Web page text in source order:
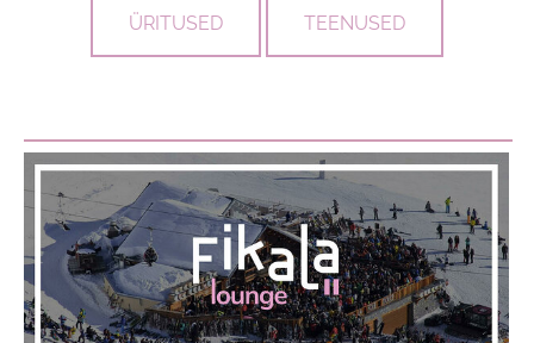
ÜRITUSED TEENUSED